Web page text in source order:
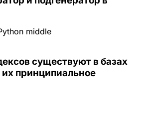
middle
существуют в базах
принципиальное